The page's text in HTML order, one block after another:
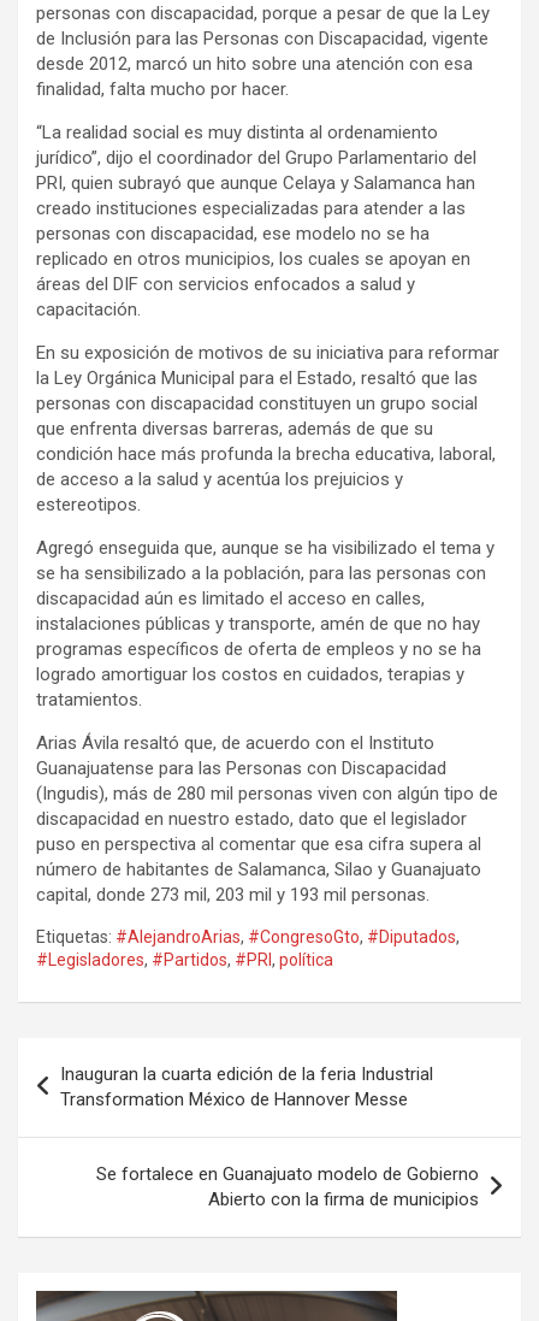
personas con discapacidad, porque a pesar de que la Ley
de Inclusión para las Personas con Discapacidad, vigente
desde 2012, marcó un hito sobre una atención con esa
finalidad, falta mucho por hacer.
“La realidad social es muy distinta al ordenamiento
jurídico”, dijo el coordinador del Grupo Parlamentario del
PRI, quien subrayó que aunque Celaya y Salamanca han
creado instituciones especializadas para atender a las
personas con discapacidad, ese modelo no se ha
replicado en otros municipios, los cuales se apoyan en
áreas del DIF con servicios enfocados a salud y
capacitación.
En su exposición de motivos de su iniciativa para reformar
la Ley Orgánica Municipal para el Estado, resaltó que las
personas con discapacidad constituyen un grupo social
que enfrenta diversas barreras, además de que su
condición hace más profunda la brecha educativa, laboral,
de acceso a la salud y acentúa los prejuicios y
estereotipos.
Agregó enseguida que, aunque se ha visibilizado el tema y
se ha sensibilizado a la población, para las personas con
discapacidad aún es limitado el acceso en calles,
instalaciones públicas y transporte, amén de que no hay
programas específicos de oferta de empleos y no se ha
logrado amortiguar los costos en cuidados, terapias y
tratamientos.
Arias Ávila resaltó que, de acuerdo con el Instituto
Guanajuatense para las Personas con Discapacidad
(Ingudis), más de 280 mil personas viven con algún tipo de
discapacidad en nuestro estado, dato que el legislador
puso en perspectiva al comentar que esa cifra supera al
número de habitantes de Salamanca, Silao y Guanajuato
capital, donde 273 mil, 203 mil y 193 mil personas.
Etiquetas: #AlejandroArias, #CongresoGto, #Diputados,
#Legisladores, #Partidos, #PRI , política
de
entradas
Inauguran la cuarta edición de la feria Industrial
Transformation México de Hannover Messe
Se fortalece en Guanajuato modelo de Gobierno
Abierto con la firma de municipios